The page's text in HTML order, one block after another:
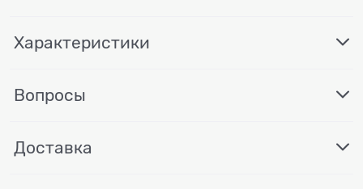
Характеристики
Вопросы
Доставка